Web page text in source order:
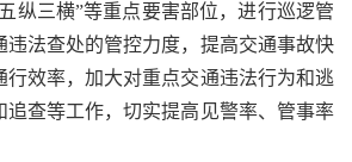
纵三横”等重点要害部位，进行巡逻管
违法查处的管控力度，提高交通事故快
行效率，加大对重点交通违法行为和逃
追查等工作，切实提高见警率、管事率